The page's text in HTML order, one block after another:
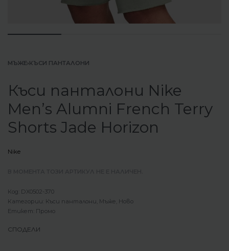
МЪЖЕ›КЪСИ ПАНТАЛОНИ
Къси панталони Nike
Men’s Alumni French Terry
Shorts Jade Horizon
Nike
DX0502-370
Категории: Къси панталони Мъже Ново
Етикет: Промо
СПОДЕЛИ